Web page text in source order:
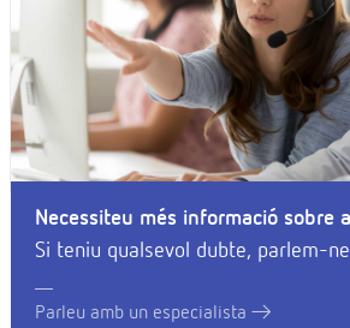
Necessiteu més informació sobre
Si teniu qualsevol dubte, parlem-
Parleu amb un especialista